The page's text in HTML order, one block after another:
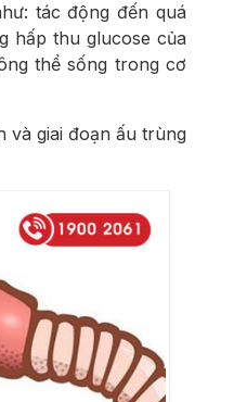
tác động đến quá
hấp thu glucose của
thể sống trong cơ
và giai đoạn ấu trùng